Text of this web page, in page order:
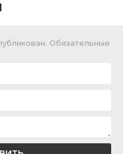
Обязательные